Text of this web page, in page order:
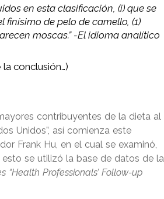
en esta clasificación, (i) que se
de pelo de camello, (1)
moscas.” -El idioma analítico
conclusión…)
contribuyentes de la dieta al
Unidos”, así comienza este
Frank Hu, en el cual se examinó,
se utilizó la base de datos de la
“Health Professionals’Follow-up